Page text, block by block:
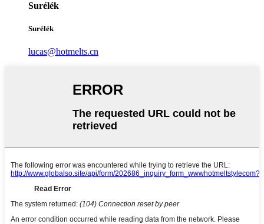
Surélék
Surélék
lucas@hotmelts.cn